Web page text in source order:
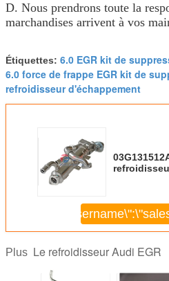
D. Nous prendrons toute la
marchandises arrivent à vos
Étiquettes: 6.0 EGR kit de
6.0 force de frappe EGR kit de
refroidisseur d'échappement
Plus Le refroidisseur Audi EGR